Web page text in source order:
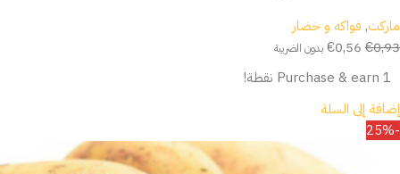
ماركت, فواكه و خضار
€0,93
€0,56 بدون الضريبة
Purchase & earn 1 نقطة!
إضافة إلى السلة
-25%